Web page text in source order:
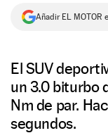
NEWSLETTER
SÍGUENOS
Añadir EL MOTOR
El SUV
un 3.0 biturbo
Nm de par.
segundos.